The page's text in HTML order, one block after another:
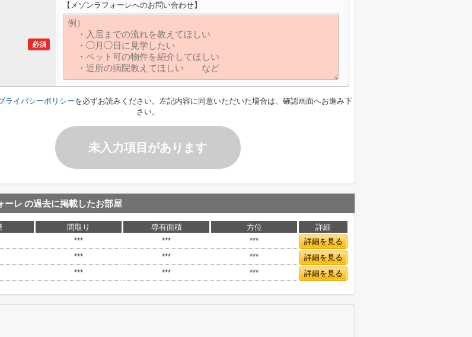
必須
【メゾンラフォーレへのお問い合わせ】
ライバシーポリシーを必ずお読みください。左記内容に同意いただいた場合は、確認画面へお進み下
さい。
未入力項目があります
ーレ の過去に掲載したお部屋
間取り 専有面積 方位
詳細
*** *** ***
詳細を見る
*** *** ***
詳細を見る
*** *** *** 詳細を見る